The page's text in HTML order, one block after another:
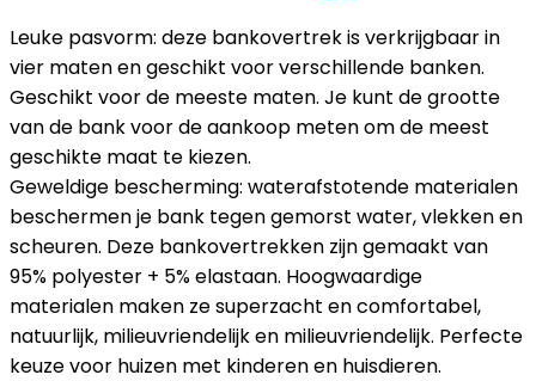
Leuke pasvorm: deze bankovertrek is verkrijgbaar in
vier maten en geschikt voor verschillende banken.
Geschikt voor de meeste maten. Je kunt de grootte
van de bank voor de aankoop meten om de meest
geschikte maat te kiezen.
Geweldige bescherming: waterafstotende materialen
beschermen je bank tegen gemorst water, vlekken en
scheuren. Deze bankovertrekken zijn gemaakt van
95% polyester + 5% elastaan. Hoogwaardige
materialen maken ze superzacht en comfortabel,
natuurlijk, milieuvriendelijk en milieuvriendelijk. Perfecte
keuze voor huizen met kinderen en huisdieren.